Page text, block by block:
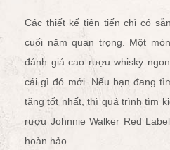
Các thiết kế tiên tiến chỉ có
cuối năm quan trọng. Một
đánh giá cao rượu whisky
cái gì đó mới. Nếu bạn đang
tặng tốt nhất, thì quá trình tìm
rượu Johnnie Walker Red
hoàn hảo.